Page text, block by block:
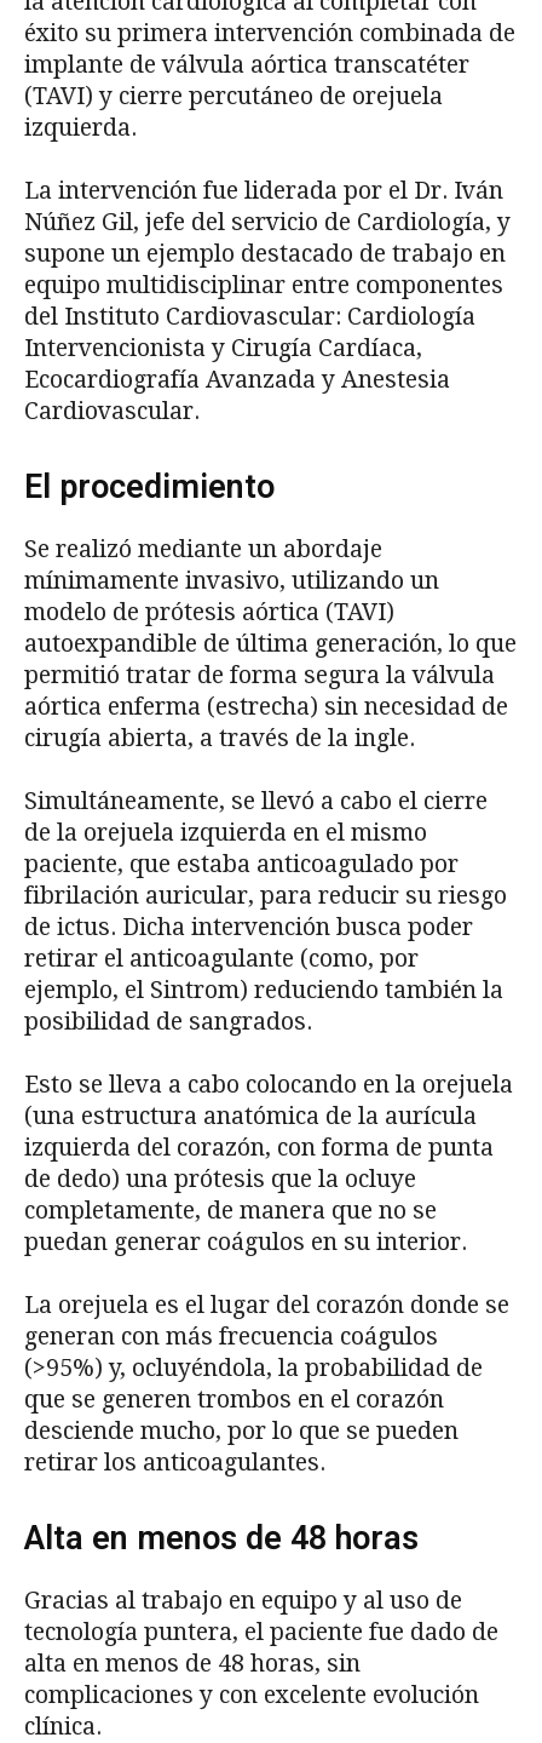
éxito su primera intervención combinada de
implante de válvula aórtica transcatéter
(TAVI) y cierre percutáneo de orejuela
izquierda.
La intervención fue liderada por el Dr. Iván
Núñez Gil, jefe del servicio de Cardiología, y
supone un ejemplo destacado de trabajo en
equipo multidisciplinar entre componentes
del Instituto Cardiovascular: Cardiología
Intervencionista y Cirugía Cardíaca,
Ecocardiografía Avanzada y Anestesia
Cardiovascular.
El procedimiento
Se realizó mediante un abordaje
mínimamente invasivo, utilizando un
modelo de prótesis aórtica (TAVI)
autoexpandible de última generación, lo que
permitió tratar de forma segura la válvula
aórtica enferma (estrecha) sin necesidad de
cirugía abierta, a través de la ingle.
Simultáneamente, se llevó a cabo el cierre
de la orejuela izquierda en el mismo
paciente, que estaba anticoagulado por
fibrilación auricular, para reducir su riesgo
de ictus. Dicha intervención busca poder
retirar el anticoagulante (como, por
ejemplo, el Sintrom) reduciendo también la
posibilidad de sangrados.
Esto se lleva a cabo colocando en la orejuela
(una estructura anatómica de la aurícula
izquierda del corazón, con forma de punta
de dedo) una prótesis que la ocluye
completamente, de manera que no se
puedan generar coágulos en su interior.
La orejuela es el lugar del corazón donde se
generan con más frecuencia coágulos
(>95%) y, ocluyéndola, la probabilidad de
que se generen trombos en el corazón
desciende mucho, por lo que se pueden
retirar los anticoagulantes.
Alta en menos de 48 horas
Gracias al trabajo en equipo y al uso de
tecnología puntera, el paciente fue dado de
alta en menos de 48 horas, sin
complicaciones y con excelente evolución
clínica.